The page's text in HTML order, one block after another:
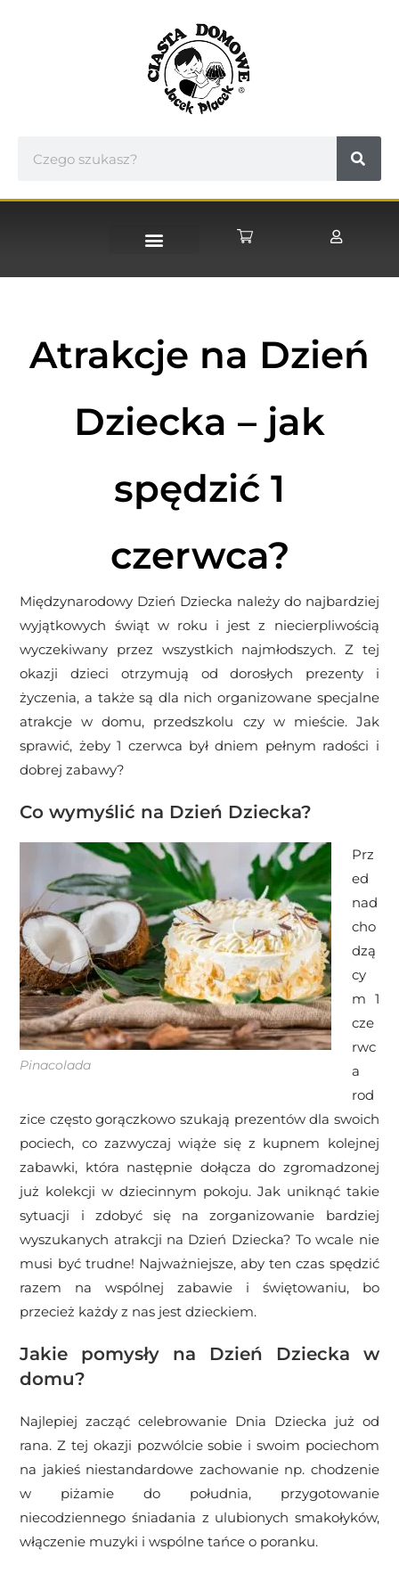
Atrakcje na Dzień
Dziecka – jak
spędzić 1
czerwca?
Międzynarodowy Dzień Dziecka należy do najbardziej
wyjątkowych świąt w roku i jest z niecierpliwością
wyczekiwany przez wszystkich najmłodszych. Z tej
okazji dzieci otrzymują od dorosłych prezenty i
życzenia, a także są dla nich organizowane specjalne
atrakcje w domu, przedszkolu czy w mieście. Jak
sprawić, żeby 1 czerwca był dniem pełnym radości i
dobrej zabawy?
Co wymyślić na Dzień Dziecka?
Pinacolada
Prz
ed
nad
cho
dzą
cy
m 1
cze
rwc
a
rod
zice często gorączkowo szukają prezentów dla swoich
pociech, co zazwyczaj wiąże się z kupnem kolejnej
zabawki, która następnie dołącza do zgromadzonej
już kolekcji w dziecinnym pokoju. Jak uniknąć takie
sytuacji i zdobyć się na zorganizowanie bardziej
wyszukanych atrakcji na Dzień Dziecka? To wcale nie
musi być trudne! Najważniejsze, aby ten czas spędzić
razem na wspólnej zabawie i świętowaniu, bo
przecież każdy z nas jest dzieckiem.
Jakie pomysły na Dzień Dziecka w
domu?
Najlepiej zacząć celebrowanie Dnia Dziecka już od
rana. Z tej okazji pozwólcie sobie i swoim pociechom
na jakieś niestandardowe zachowanie np. chodzenie
w piżamie do południa, przygotowanie
niecodziennego śniadania z ulubionych smakołyków,
włączenie muzyki i wspólne tańce o poranku.